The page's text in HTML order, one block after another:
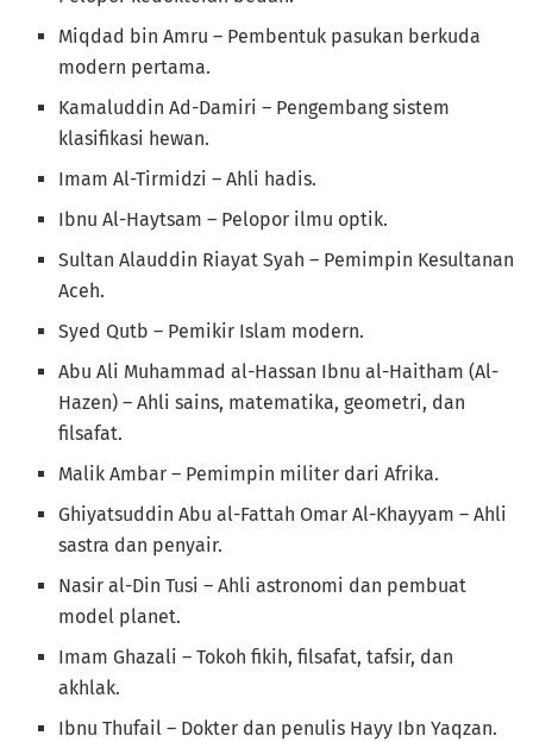
Miqdad bin Amru – Pembentuk pasukan berkuda
modern pertama.
Kamaluddin Ad-Damiri – Pengembang sistem
klasifikasi hewan.
Imam Al-Tirmidzi – Ahli hadis.
Ibnu Al-Haytsam – Pelopor ilmu optik.
Sultan Alauddin Riayat Syah – Pemimpin Kesultanan
Aceh.
Syed Qutb – Pemikir Islam modern.
Abu Ali Muhammad al-Hassan Ibnu al-Haitham (Al-
Hazen) – Ahli sains, matematika, geometri, dan
filsafat.
Malik Ambar – Pemimpin militer dari Afrika.
Ghiyatsuddin Abu al-Fattah Omar Al-Khayyam – Ahli
sastra dan penyair.
Nasir al-Din Tusi – Ahli astronomi dan pembuat
model planet.
Imam Ghazali – Tokoh fikih, filsafat, tafsir, dan
akhlak.
Ibnu Thufail – Dokter dan penulis Hayy Ibn Yaqzan.